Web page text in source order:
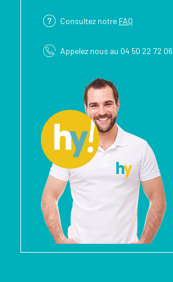
Consultez notre FAQ
Appelez nous au 04 50 22 72 06